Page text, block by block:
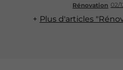
Rénovation 02/
Plus d'articles